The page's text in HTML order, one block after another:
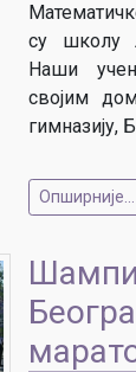
су школу
Наши
својим
гимназију,
Опширније...